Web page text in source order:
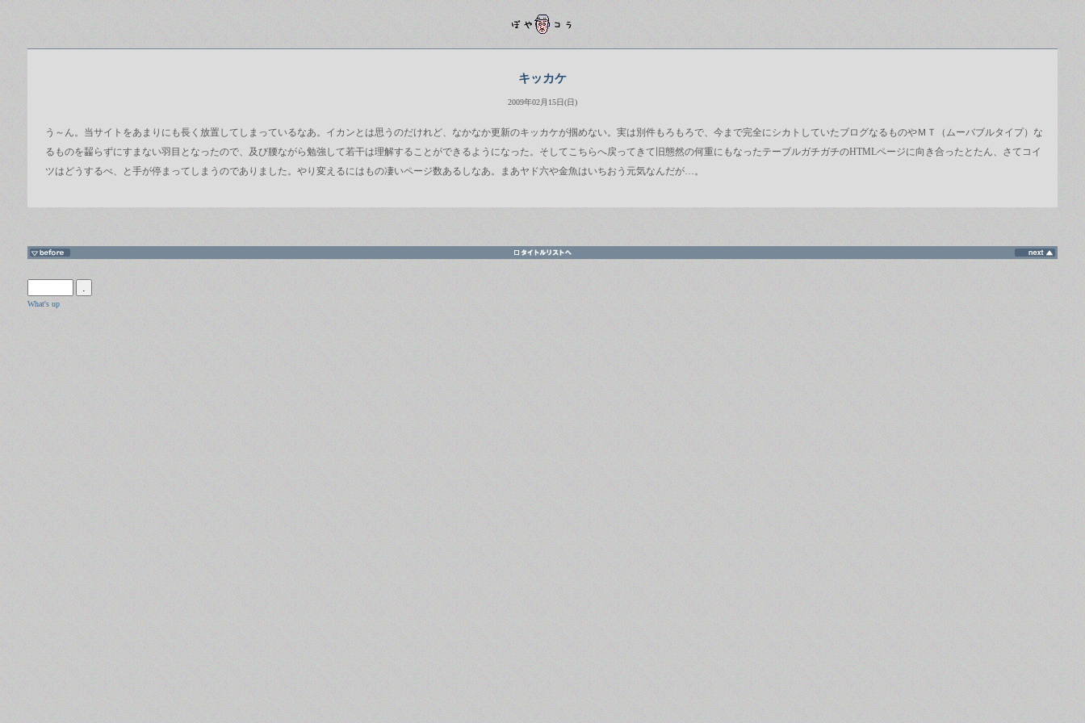
キッカケ
2009年02月15日(日)
う～ん。当サイトをあまりにも長く放置してしまっているなあ。イカンとは思うのだけれど、なかなか更新のキッカケが掴めない。実は別件もろもろで、今まで完全にシカトしていたブログなるものやＭＴ（ムーバブルタイプ）な
るものを齧らずにすまない羽目となったので、及び腰ながら勉強して若干は理解することができるようになった。そしてこちらへ戻ってきて旧態然の何重にもなったテーブルガチガチのHTMLページに向き合ったとたん、さてコイ
ツはどうするべ、と手が停まってしまうのでありました。やり変えるにはもの凄いページ数あるしなあ。まあヤド六や金魚はいちおう元気なんだが…。
What's up